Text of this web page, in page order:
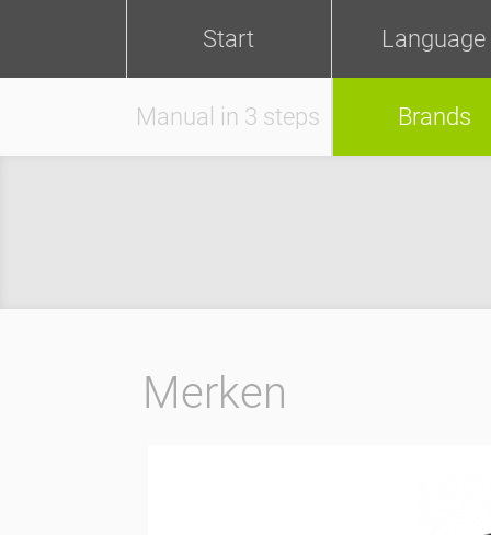
Start Language
Manual in 3 steps Brands
Merken